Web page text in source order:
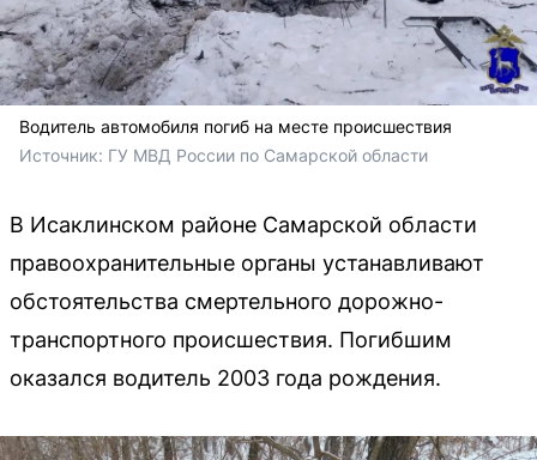
Водитель автомобиля погиб на месте происшествия
Источник: ГУ МВД России по Самарской области
В Исаклинском районе Самарской области
правоохранительные органы устанавливают
обстоятельства смертельного дорожно-
транспортного происшествия. Погибшим
оказался водитель 2003 года рождения.